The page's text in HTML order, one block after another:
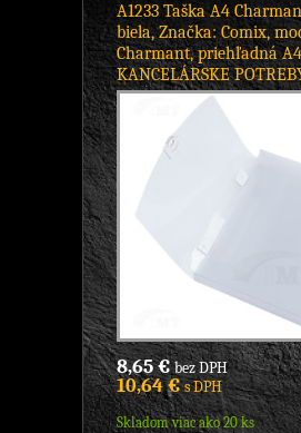
A1233 Taška A4
biela, Značka: Comix,
Charmant, priehľadná
KANCELÁRSKE
8,65 €bez DPH
10,64 €s DPH
Skladom viac ako 20 ks